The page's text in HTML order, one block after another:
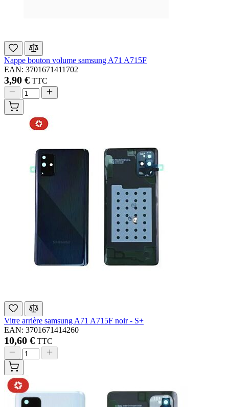
Nappe bouton volume samsung A71 A715F
EAN: 3701671411702
3,90 € TTC
Vitre arrière samsung A71 A715F noir - S+
EAN: 3701671414260
10,60 € TTC